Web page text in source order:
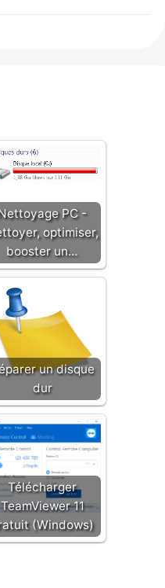
PC -
optimiser,
booster un…
un disque
dur
Télécharger
TeamViewer 11
(Windows)